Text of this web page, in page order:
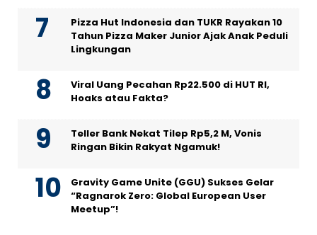
Pizza Hut Indonesia dan TUKR Rayakan 10
Tahun Pizza Maker Junior Ajak Anak Peduli
Lingkungan
Viral Uang Pecahan Rp22.500 di HUT RI,
Hoaks atau Fakta?
Teller Bank Nekat Tilep Rp5,2 M, Vonis
Ringan Bikin Rakyat Ngamuk!
Gravity Game Unite (GGU) Sukses Gelar
“Ragnarok Zero: Global European User
Meetup”!